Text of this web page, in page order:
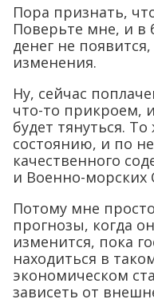
Пора признать,
Поверьте мне, и в
денег не
изменения.
Ну, сейчас
что-то прикроем,
будет тянуться.
состоянию, и по
качественного
и Военно-морских
Потому мне
прогнозы, когда
изменится, пока
находиться в
экономическом
зависеть от